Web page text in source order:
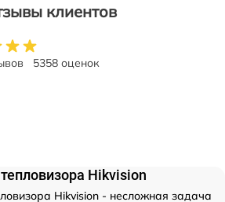
клиентов
5358 оценок
Hikvision
Hikvision - несложная задача